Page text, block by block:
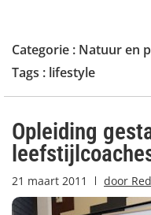
Categorie : Natuur en
Tags : lifestyle
Opleiding
21 maart 2011 door